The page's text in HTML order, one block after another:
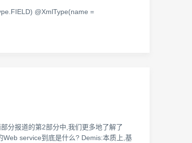
@XmlType(name =
分报道的第2部分中,我们更多地了解了
service到底是什么? Demis:本质上,基